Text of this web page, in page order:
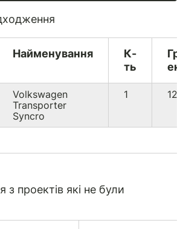
Найменування
К-
ть
Volkswagen
Transporter
Syncro
1
з проектів які не були